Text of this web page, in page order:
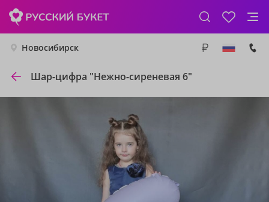
Новосибирск
Шар-цифра "Нежно-сиреневая 6"